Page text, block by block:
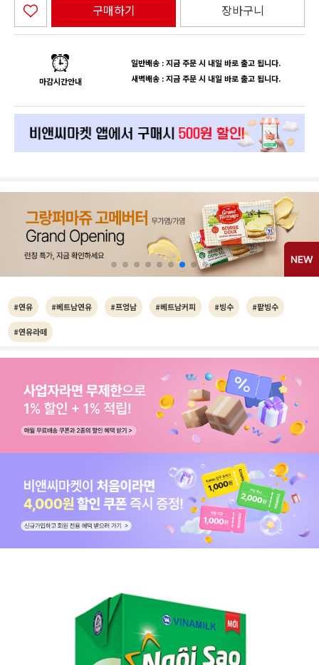
구매하기 장바구니
마감시간안내
일반배송 : 지금 주문 시 내일 바로 출고 됩니다.
새벽배송 : 지금 주문 시 내일 바로 출고 됩니다.
#연유 #베트남연유 #프엉남 #베트남커피 #빙수 #팥빙수
#연유라떼